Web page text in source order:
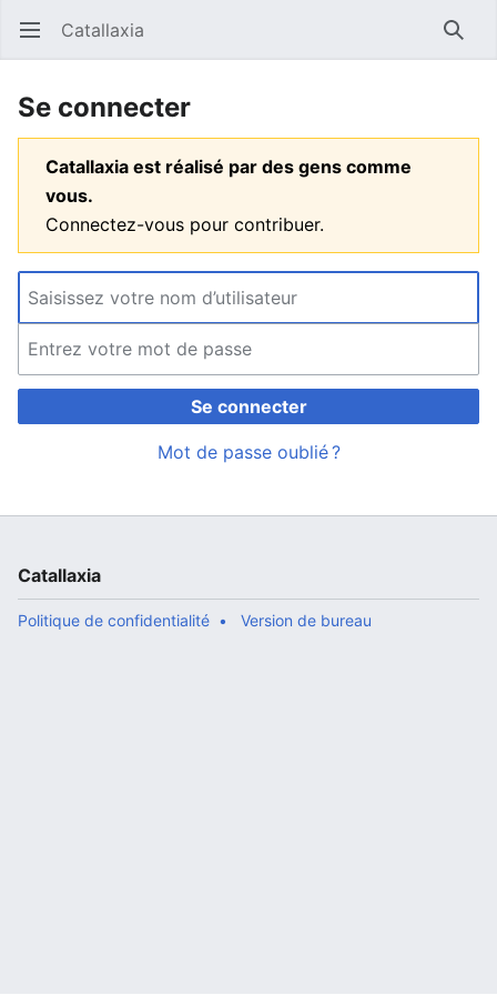
Ouvrir le menu principal Catallaxia
Se connecter
Catallaxia est réalisé par des gens comme
vous.
Connectez-vous pour contribuer.
Se connecter
Mot de passe oublié ?
Catallaxia
Politique de confidentialité Version de bureau